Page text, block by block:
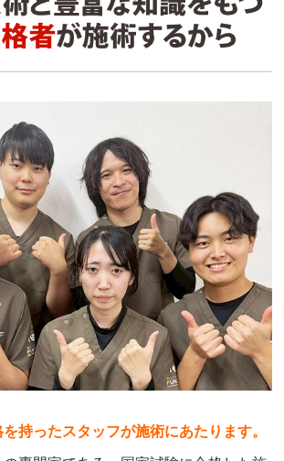
を持ったスタッフが施術にあたります。